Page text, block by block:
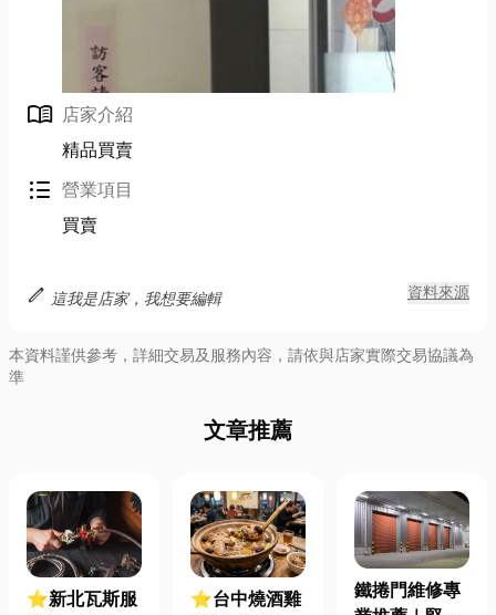
menu_book 店家介紹
精品買賣
format_list_bulleted 營業項目
買賣
edit 這我是店家，我想要編輯 資料來源
本資料謹供參考，詳細交易及服務內容，請依與店家實際交易協議為
準
文章推薦
⭐新北瓦斯服
⭐台中燒酒雞
鐵捲門維修專